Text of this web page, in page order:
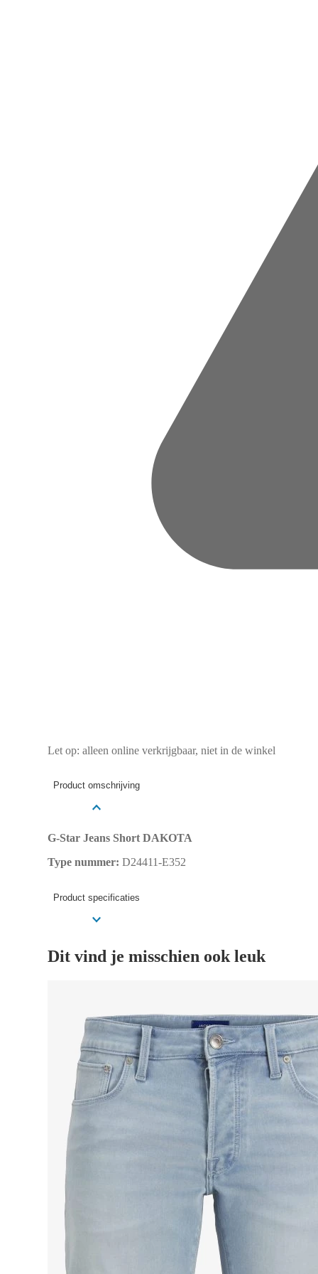
Let op: alleen online verkrijgbaar, niet in de winkel
Product omschrijving
G-Star Jeans Short DAKOTA
Type nummer: D24411-E352
Product specificaties
Dit vind je misschien ook leuk